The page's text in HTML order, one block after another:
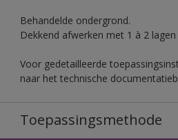
Behandelde ondergrond.
Dekkend afwerken met 1 à 2 lagen
Voor gedetailleerde
naar het technische
Toepassingsmethode